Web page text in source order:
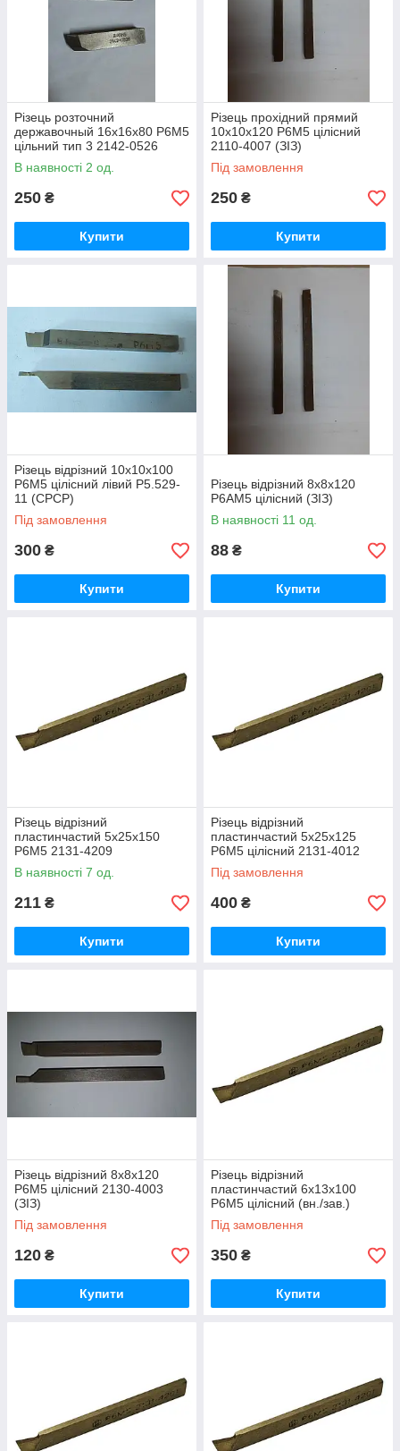
Різець розточний
державочный 16х16х80 Р6М5
цільний тип 3 2142-0526
ГОСТ 10044-73 (Орша)
В наявності 2 од.
250 ₴
Купити
Різець прохідний прямий
10х10х120 Р6М5 цілісний
2110-4007 (ЗІЗ)
Під замовлення
250 ₴
Купити
Різець відрізний 10х10х100
Р6М5 цілісний лівий Р5.529-
11 (СРСР)
Під замовлення
300 ₴
Купити
Різець відрізний 8х8х120
Р6АМ5 цілісний (ЗІЗ)
В наявності 11 од.
88 ₴
Купити
Різець відрізний
пластинчастий 5х25х150
Р6М5 2131-4209
(Карачаевский З)
В наявності 7 од.
211 ₴
Купити
Різець відрізний
пластинчастий 5х25х125
Р6М5 цілісний 2131-4012
(Білгород)
Під замовлення
400 ₴
Купити
Різець відрізний 8х8х120
Р6М5 цілісний 2130-4003
(ЗІЗ)
Під замовлення
120 ₴
Купити
Різець відрізний
пластинчастий 6х13х100
Р6М5 цілісний (вн./зав.)
Під замовлення
350 ₴
Купити